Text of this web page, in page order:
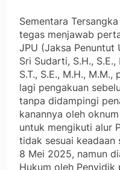
Sementara
tegas menjawab
JPU (Jaksa Penuntut
Sri Sudarti, S.H.,
S.T., S.E., M.H.,
lagi pengakuan
tanpa didampingi
kanannya oleh
untuk mengikuti alur
tidak sesuai keadaan
8 Mei 2025, namun
Hukum oleh Penyidik